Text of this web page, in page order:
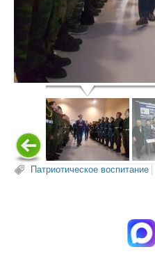
Патриотическое воспитание